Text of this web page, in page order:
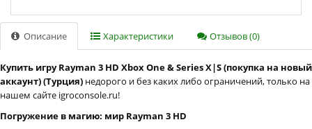
Описание Характеристики Отзывов (0)
Купить игру Rayman 3 HD Xbox One & Series X|S (покупка на новый
аккаунт) (Турция) недорого и без каких либо ограничений, только на
нашем сайте igroconsole.ru!
Погружение в магию: мир Rayman 3 HD